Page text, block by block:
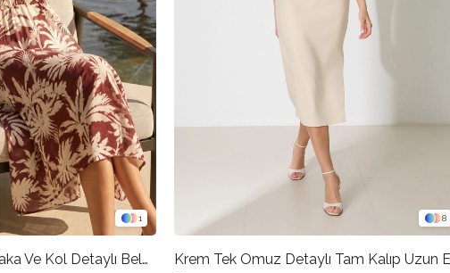
1
Vişne %100 Keten Yaka Ve Kol Detaylı Belden Oturtmalı Midi Boy Desenli Keten Elbise
8